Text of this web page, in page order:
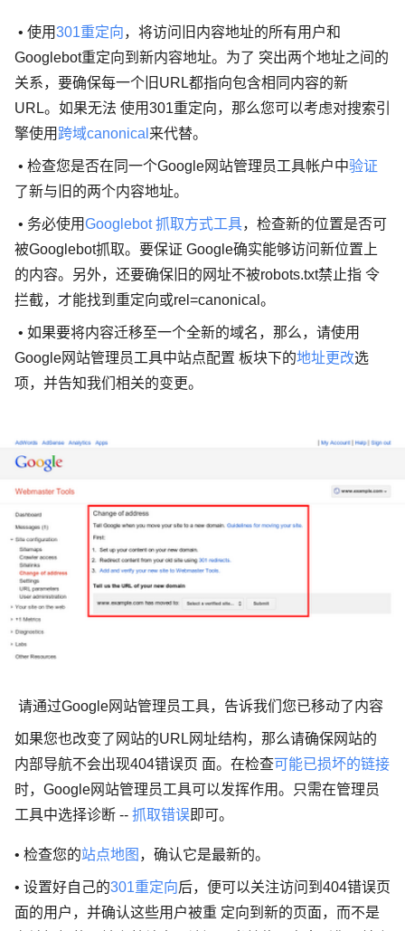
• 使用301重定向，将访问旧内容地址的所有用户和
Googlebot重定向到新内容地址。为了 突出两个地址之间的
关系，要确保每一个旧URL都指向包含相同内容的新
URL。如果无法 使用301重定向，那么您可以考虑对搜索引
擎使用 跨域canonical 来代替。
• 检查您是否在同一个Google网站管理员工具帐户中验证
了新与旧的两个内容地址。
• 务必使用Googlebot 抓取方式工具，检查新的位置是否可
被Googlebot抓取。要保证 Google确实能够访问新位置上
的内容。另外，还要确保旧的网址不被robots.txt禁止指 令
拦截，才能找到重定向或rel=canonical。
• 如果要将内容迁移至一个全新的域名，那么，请使用
Google网站管理员工具中站点配置 板块下的地址更改选
项，并告知我们相关的变更。
请通过Google网站管理员工具，告诉我们您已移动了内容
如果您也改变了网站的URL网址结构，那么请确保网站的
内部导航不会出现404错误页 面。在检查可能已损坏的链接
时，Google网站管理员工具可以发挥作用。只需在管理员
工具中选择诊断 -- 抓取错误即可。
• 检查您的站点地图 ，确认它是最新的。
• 设置好自己的301重定向后，便可以关注访问到404错误页
面的用户，并确认这些用户被重 定向到新的页面，而不是